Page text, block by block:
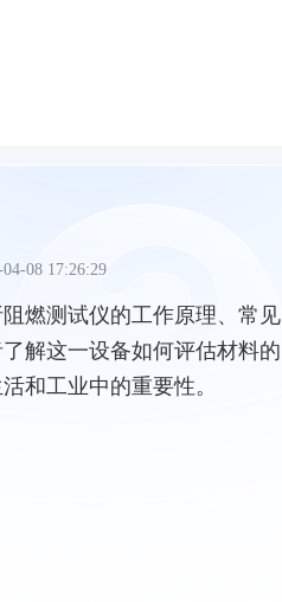
04-08 17:26:29
燃测试仪的工作原理、常见
解这一设备如何评估材料的
和工业中的重要性。